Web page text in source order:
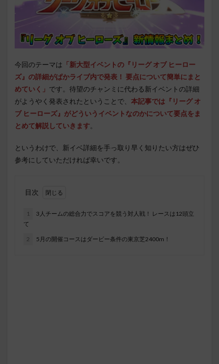
今回のテーマは 「新大型イベントの『リーグ オブ ヒーロー
ズ』の詳細がぱかライブ内で発表！ 要点について簡単にまと
めていく」 です。待望のチャンミに代わる新イベントの詳細
がようやく発表されたということで、 本記事では『リーグ オ
ブ ヒーローズ』がどういうイベントなのかについて要点をま
とめて解説していきます。
というわけで、新イベ詳細を手っ取り早く知りたい方はぜひ
参考にしていただければ幸いです。
目次
1
3人チームの総合力でスコアを競う対人戦！ レースは12頭立
て
2 5月の開催コースはダービー条件の東京芝2400m！